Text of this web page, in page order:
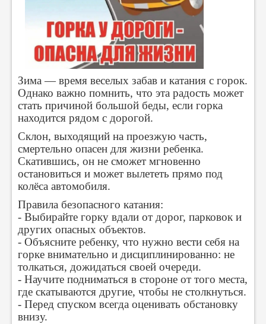
Зима — время веселых забав и катания с горок.
Однако важно помнить, что эта радость может
стать причиной большой беды, если горка
находится рядом с дорогой.
Склон, выходящий на проезжую часть,
смертельно опасен для жизни ребенка.
Скатившись, он не сможет мгновенно
остановиться и может вылететь прямо под
колёса автомобиля.
Правила безопасного катания:
- Выбирайте горку вдали от дорог, парковок и
других опасных объектов.
- Объясните ребенку, что нужно вести себя на
горке внимательно и дисциплинированно: не
толкаться, дожидаться своей очереди.
- Научите подниматься в стороне от того места,
где скатываются другие, чтобы не столкнуться.
- Перед спуском всегда оценивать обстановку
внизу.